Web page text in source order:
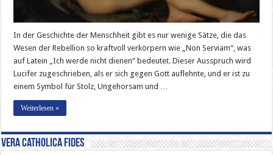
In der Geschichte der Menschheit gibt es nur wenige Sätze, die das
Wesen der Rebellion so kraftvoll verkörpern wie „Non Serviam“, was
auf Latein „Ich werde nicht dienen“ bedeutet. Dieser Ausspruch wird
Lucifer zugeschrieben, als er sich gegen Gott auflehnte, und er ist zu
einem Symbol für Stolz, Ungehorsam und …
Weiterlesen »
Vera Catholica Fides